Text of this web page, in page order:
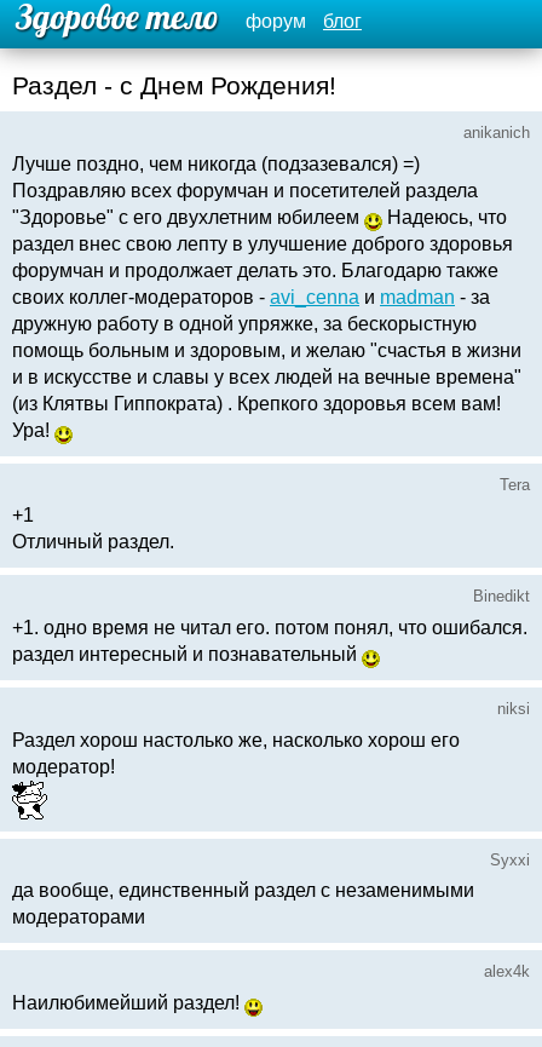
форум блог
Раздел - с Днем Рождения!
anikanich
Лучше поздно, чем никогда (подзазевался) =)
Поздравляю всех форумчан и посетителей раздела
"Здоровье" с его двухлетним юбилеем
Надеюсь, что
раздел внес свою лепту в улучшение доброго здоровья
форумчан и продолжает делать это. Благодарю также
своих коллег-модераторов - avi_cenna и madman - за
дружную работу в одной упряжке, за бескорыстную
помощь больным и здоровым, и желаю "счастья в жизни
и в искусстве и славы у всех людей на вечные времена"
(из Клятвы Гиппократа) . Крепкого здоровья всем вам!
Ура!
Tera
+1
Отличный раздел.
Binedikt
+1. одно время не читал его. потом понял, что ошибался.
раздел интересный и познавательный
niksi
Раздел хорош настолько же, насколько хорош его
модератор!
Syxxi
да вообще, единственный раздел с незаменимыми
модераторами
alex4k
Наилюбимейший раздел!